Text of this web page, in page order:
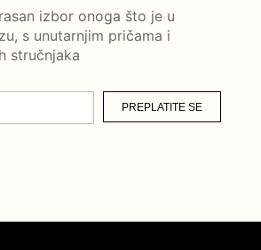
izbor onoga što je u
s unutarnjim pričama i
stručnjaka
PREPLATITE SE